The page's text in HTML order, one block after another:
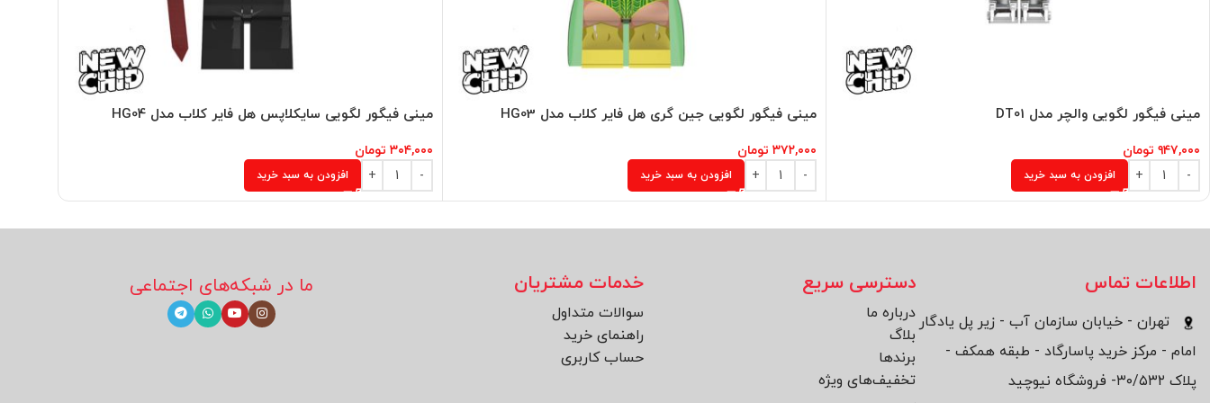
مینی فیگور لگویی والچر مدل DT01
۹۴۷,۰۰۰ تومان
افزودن به سبد خرید
مینی فیگور لگویی جین گری هل فایر کلاب مدل HG03
۳۷۲,۰۰۰ تومان
افزودن به سبد خرید
مینی فیگور لگویی سایکلاپس هل فایر کلاب مدل HG04
۳۰۴,۰۰۰ تومان
افزودن به سبد خرید
اطلاعات تماس
تهران - خیابان سازمان آب - زیر پل یادگار
امام - مرکز خرید پاسارگاد - طبقه همکف -
پلاک ۳۰/۵۳۲- فروشگاه نیوچید
دسترسی سریع
درباره ما
بلاگ
برند‌ها
تخفیف‌های ویژه
خدمات مشتریان
سوالات متداول
راهنمای خرید
حساب کاربری
ما در شبکه‌های اجتماعی